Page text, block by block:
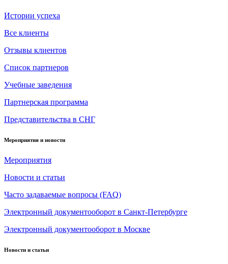
Истории успеха
Все клиенты
Отзывы клиентов
Список партнеров
Учебные заведения
Партнерская программа
Представительства в СНГ
Мероприятия и новости
Мероприятия
Новости и статьи
Часто задаваемые вопросы (FAQ)
Электронный документооборот в Санкт-Петербурге
Электронный документооборот в Москве
Новости и статьи